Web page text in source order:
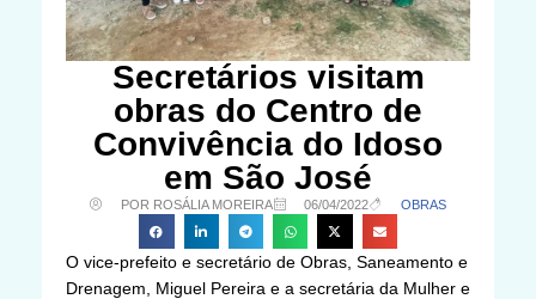
Secretários visitam
obras do Centro de
Convivência do Idoso
em São José
POR ROSÁLIA MOREIRA 06/04/2022 OBRAS
O vice-prefeito e secretário de Obras, Saneamento e
Drenagem, Miguel Pereira e a secretária da Mulher e